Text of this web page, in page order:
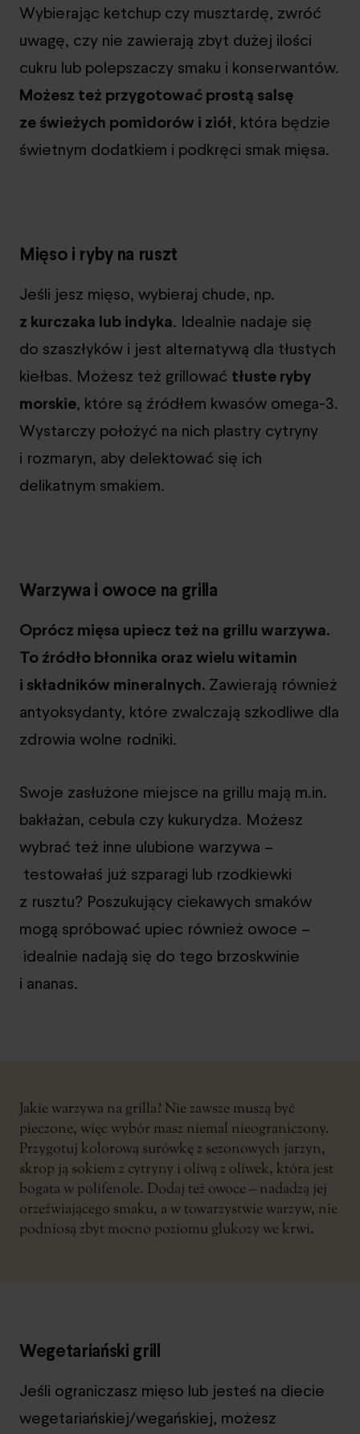
Wybierając ketchup czy musztardę, zwróć
uwagę, czy nie zawierają zbyt dużej ilości
cukru lub polepszaczy smaku i konserwantów.
Możesz też przygotować prostą salsę
ze świeżych pomidorów i ziół, która będzie
świetnym dodatkiem i podkręci smak mięsa.
Mięso i ryby na ruszt
Jeśli jesz mięso, wybieraj chude, np.
z kurczaka lub indyka. Idealnie nadaje się
do szaszłyków i jest alternatywą dla tłustych
kiełbas. Możesz też grillować tłuste ryby
morskie, które są źródłem kwasów omega-3.
Wystarczy położyć na nich plastry cytryny
i rozmaryn, aby delektować się ich
delikatnym smakiem.
Warzywa i owoce na grilla
Oprócz mięsa upiecz też na grillu warzywa.
To źródło błonnika oraz wielu witamin
i składników mineralnych. Zawierają również
antyoksydanty, które zwalczają szkodliwe dla
zdrowia wolne rodniki.
Swoje zasłużone miejsce na grillu mają m.in.
bakłażan, cebula czy kukurydza. Możesz
wybrać też inne ulubione warzywa –
testowałaś już szparagi lub rzodkiewki
z rusztu? Poszukujący ciekawych smaków
mogą spróbować upiec również owoce –
idealnie nadają się do tego brzoskwinie
i ananas.
Jakie warzywa na grilla? Nie zawsze muszą być
pieczone, więc wybór masz niemal nieograniczony.
Przygotuj kolorową surówkę z sezonowych jarzyn,
skrop ją sokiem z cytryny i oliwą z oliwek, która jest
bogata w polifenole. Dodaj też owoce – nadadzą jej
orzeźwiającego smaku, a w towarzystwie warzyw, nie
podniosą zbyt mocno poziomu glukozy we krwi.
Wegetariański grill
Jeśli ograniczasz mięso lub jesteś na diecie
wegetariańskiej/wegańskiej, możesz